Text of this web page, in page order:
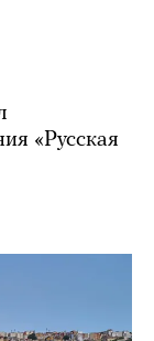
«Русская